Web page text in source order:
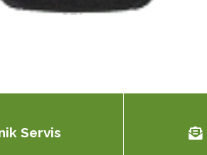
Servis